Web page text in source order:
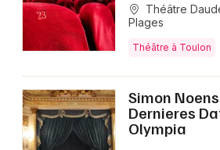
Théâtre
Plages
Théâtre à Toulon
Simon
Dernieres
Olympia